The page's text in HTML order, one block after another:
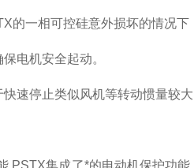
一相可控硅意外损坏的情况下
电机安全起动。
停止类似风机等转动惯量较大
集成了*的电动机保护功能